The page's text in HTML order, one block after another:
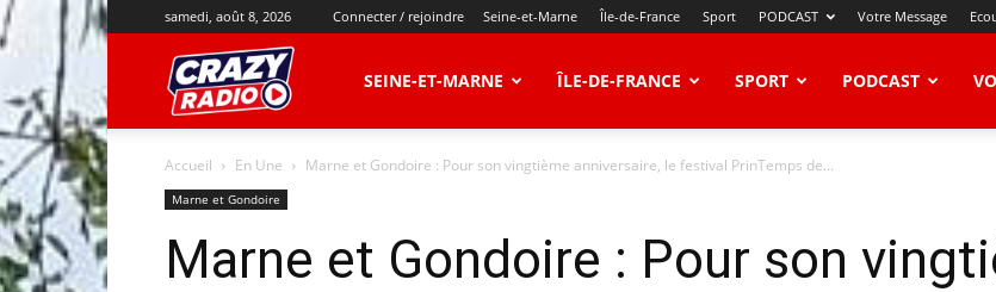
samedi, août 8, 2026 Connecter / rejoindre Seine-et-Marne Île-de-France Sport PODCAST Votre Message
RADIO
SEINE-ET-MARNE ÎLE-DE-FRANCE SPORT PODCAST
Accueil En Une Marne et Gondoire : Pour son vingtième anniversaire, le festival PrinTemps de...
Marne et Gondoire
Marne et Gondoire : Pour son